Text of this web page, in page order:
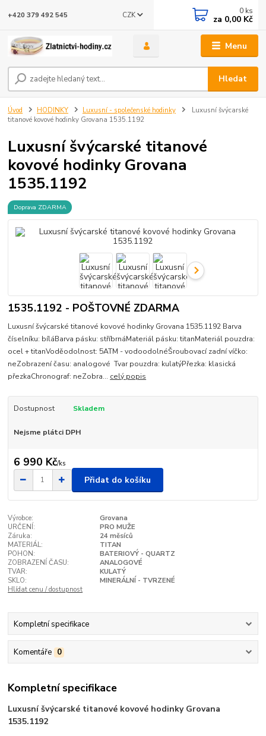
Menu
CZK
Hledat
+420 379 492 545 0 ks
za 0,00 Kč
Úvod HODINKY Luxusní - společenské hodinky
Luxusní švýcarské
titanové kovové hodinky Grovana 1535.1192
Luxusní švýcarské titanové
kovové hodinky Grovana
1535.1192
Doprava ZDARMA
1535.1192 - POŠTOVNÉ ZDARMA
Luxusní švýcarské titanové kovové hodinky Grovana 1535.1192 Barva
číselníku: bíláBarva pásku: stříbrnáMateriál pásku: titanMateriál pouzdra:
ocel + titanVoděodolnost: 5ATM - vodoodolnéŠroubovací zadní víčko:
neZobrazení času: analogové Tvar pouzdra: kulatýPřezka: klasická
přezkaChronograf: neZobra... celý popis
Dostupnost Skladem
Nejsme plátci DPH
6 990 Kč/ks
Přidat do košíku
Výrobce:
Grovana
URČENÍ:
PRO MUŽE
Záruka:
24 měsíců
MATERIÁL:
TITAN
POHON:
BATERIOVÝ - QUARTZ
ZOBRAZENÍ ČASU:
ANALOGOVÉ
TVAR:
KULATÝ
SKLO:
MINERÁLNÍ - TVRZENÉ
Hlídat cenu / dostupnost
Kompletní specifikace
Komentáře 0
Kompletní specifikace
Luxusní švýcarské titanové kovové hodinky Grovana
1535.1192